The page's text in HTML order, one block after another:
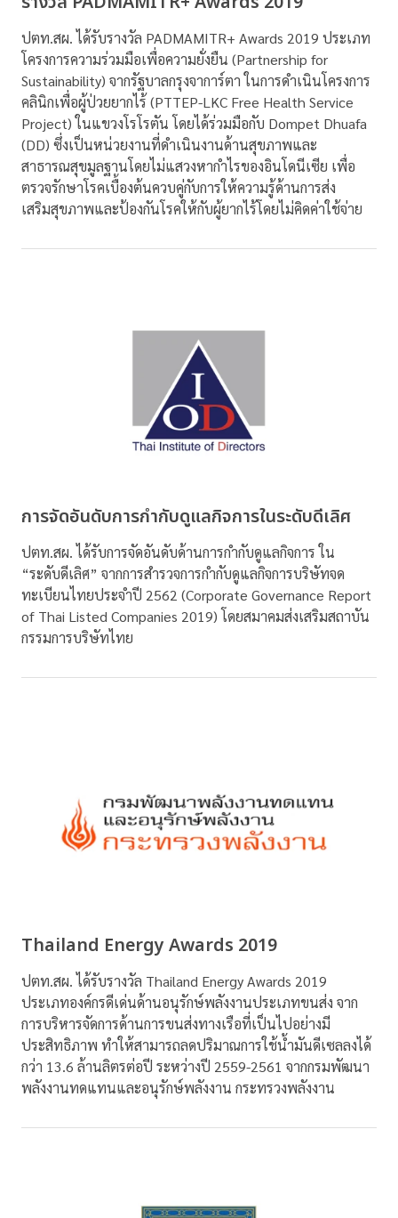
ปตท.สผ. ได้รับรางวัล PADMAMITR+ Awards 2019 ประเภท
โครงการความร่วมมือเพื่อความยั่งยืน (Partnership for
Sustainability) จากรัฐบาลกรุงจาการ์ตา ในการดำเนินโครงการ
คลินิกเพื่อผู้ป่วยยากไร้ (PTTEP-LKC Free Health Service
Project) ในแขวงโรโรตัน โดยได้ร่วมมือกับ Dompet Dhuafa
(DD) ซึ่งเป็นหน่วยงานที่ดำเนินงานด้านสุขภาพและ
สาธารณสุขมูลฐานโดยไม่แสวงหากำไรของอินโดนีเซีย เพื่อ
ตรวจรักษาโรคเบื้องต้นควบคู่กับการให้ความรู้ด้านการส่ง
เสริมสุขภาพและป้องกันโรคให้กับผู้ยากไร้โดยไม่คิดค่าใช้จ่าย
การจัดอันดับการกำกับดูแลกิจการในระดับดีเลิศ
ปตท.สผ. ได้รับการจัดอันดับด้านการกำกับดูแลกิจการ ใน
“ระดับดีเลิศ” จากการสำรวจการกำกับดูแลกิจการบริษัทจด
ทะเบียนไทยประจำปี 2562 (Corporate Governance Report
of Thai Listed Companies 2019) โดยสมาคมส่งเสริมสถาบัน
กรรมการบริษัทไทย
Thailand Energy Awards 2019
ปตท.สผ. ได้รับรางวัล Thailand Energy Awards 2019
ประเภทองค์กรดีเด่นด้านอนุรักษ์พลังงานประเภทขนส่ง จาก
การบริหารจัดการด้านการขนส่งทางเรือที่เป็นไปอย่างมี
ประสิทธิภาพ ทำให้สามารถลดปริมาณการใช้น้ำมันดีเซลลงได้
กว่า 13.6 ล้านลิตรต่อปี ระหว่างปี 2559-2561 จากกรมพัฒนา
พลังงานทดแทนและอนุรักษ์พลังงาน กระทรวงพลังงาน